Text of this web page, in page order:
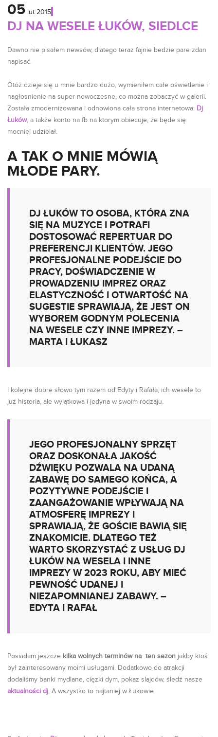
05 lut 2015
DJ NA WESELE ŁUKÓW, SIEDLCE
Dawno nie pisałem newsów, dlatego teraz fajnie bedzie pare zdan
napisać.
Otóż dzieje się u mnie bardzo dużo, wymieniłem całe oświetlenie i
nagłosnienie na super nowoczesne, co można zobaczyć w galerii.
Została zmodernizowana i odnowiona cała strona internetowa: Dj
Łuków, a także konto na fb na ktorym obiecuje, że będe się
mocniej udzielał.
A TAK O MNIE MÓWIĄ
MŁODE PARY.
DJ ŁUKÓW TO OSOBA, KTÓRA ZNA
SIĘ NA MUZYCE I POTRAFI
DOSTOSOWAĆ REPERTUAR DO
PREFERENCJI KLIENTÓW. JEGO
PROFESJONALNE PODEJŚCIE DO
PRACY, DOŚWIADCZENIE W
PROWADZENIU IMPREZ ORAZ
ELASTYCZNOŚĆ I OTWARTOŚĆ NA
SUGESTIE SPRAWIAJĄ, ŻE JEST ON
WYBOREM GODNYM POLECENIA
NA WESELE CZY INNE IMPREZY. –
MARTA I ŁUKASZ
I kolejne dobre słowo tym razem od Edyty i Rafała, ich wesele to
już historia, ale wyjątkowa i jedyna w swoim rodzaju.
JEGO PROFESJONALNY SPRZĘT
ORAZ DOSKONAŁA JAKOŚĆ
DŹWIĘKU POZWALA NA UDANĄ
ZABAWĘ DO SAMEGO KOŃCA, A
POZYTYWNE PODEJŚCIE I
ZAANGAŻOWANIE WPŁYWAJĄ NA
ATMOSFERĘ IMPREZY I
SPRAWIAJĄ, ŻE GOŚCIE BAWIĄ SIĘ
ZNAKOMICIE. DLATEGO TEŻ
WARTO SKORZYSTAĆ Z USŁUG DJ
ŁUKÓW NA WESELA I INNE
IMPREZY W 2023 ROKU, ABY MIEĆ
PEWNOŚĆ UDANEJ I
NIEZAPOMNIANEJ ZABAWY. –
EDYTA I RAFAŁ
Posiadam jeszcze kilka wolnych terminów na ten sezon jakby ktoś
był zainteresowany moimi usługami. Dodatkowo do atrakcji
dodaliśmy banki mydlane, cięzki dym, pokaz slajdów, śledź nasze
aktualności dj, A wszystko to najtaniej w Łukowie.